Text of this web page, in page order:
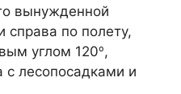
вынужденной
справа по полету,
углом 120о,
с лесопосадками и